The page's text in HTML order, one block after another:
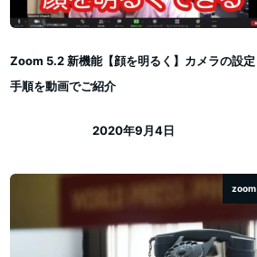
Zoom 5.2 新機能【顔を明るく】カメラの設定
手順を動画でご紹介
2020年9月4日
zoom